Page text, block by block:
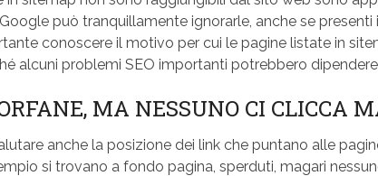
può tranquillamente ignorarle, anche se presenti
conoscere il motivo per cui le pagine listate in
alcuni problemi SEO importanti potrebbero
MA NESSUNO CI CLICCA
anche la posizione dei link che puntano alle
si trovano a fondo pagina, sperduti, magari